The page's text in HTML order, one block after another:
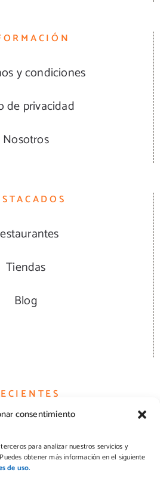
consentimiento
para analizar nuestros servicios y
obtener más información en el siguiente
de uso.
y condiciones
de privacidad
Nosotros
Tiendas
Blog
Quesos